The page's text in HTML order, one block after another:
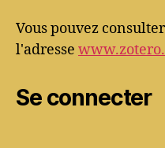
Vous pouvez
l'adresse
Se connecter